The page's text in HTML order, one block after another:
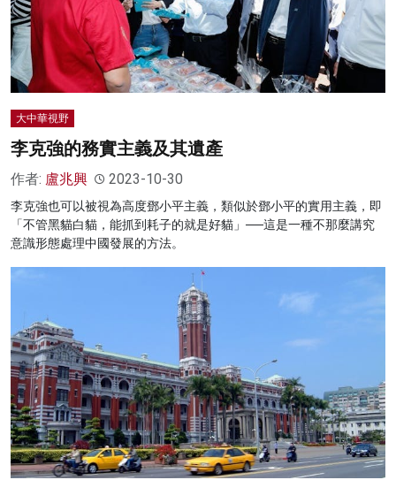
大中華視野
李克強的務實主義及其遺產
作者: 盧兆興 2023-10-30
李克強也可以被視為高度鄧小平主義，類似於鄧小平的實用主義，即
「不管黑貓白貓，能抓到耗子的就是好貓」──這是一種不那麼講究
意識形態處理中國發展的方法。